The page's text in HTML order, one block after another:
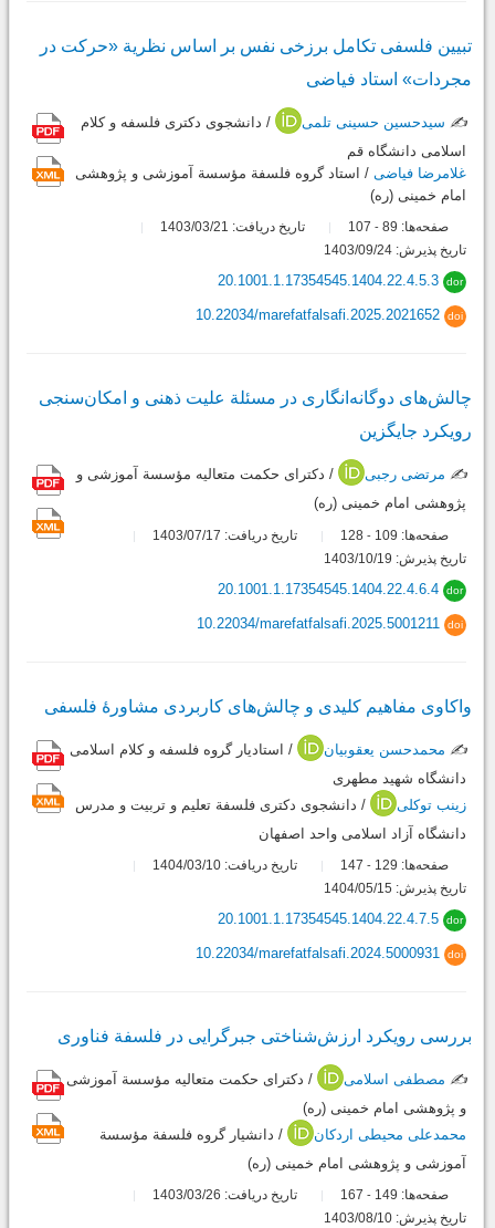
تبیین فلسفی تکامل برزخی نفس بر اساس نظریة «حرکت در
مجردات» استاد فیاضی
✍️ سیدحسین حسینی تلمی
/ دانشجوی دکتری فلسفه و کلام
اسلامی دانشگاه قم
غلامرضا فیاضی / استاد گروه فلسفة مؤسسة آموزشی و پژوهشی
امام خمینی (ره)
صفحه‌ها: 89
-
تاریخ دریافت: 1403/03/21
تاریخ پذیرش: 1403/09/24
dor
20.1001.1.17354545.1404.22.4.5.3
doi
10.22034/marefatfalsafi.2025.2021652
چالش‌های دوگانه‌انگاری در مسئلة علیت ذهنی و امکان‌سنجی
رویکرد جایگزین
✍️ مرتضی رجبی
/ دکترای حکمت متعالیه مؤسسة آموزشی و
پژوهشی امام خمینی (ره)
صفحه‌ها: 109
-
تاریخ دریافت: 1403/07/17
تاریخ پذیرش: 1403/10/19
dor
20.1001.1.17354545.1404.22.4.6.4
doi
10.22034/marefatfalsafi.2025.5001211
واکاوی مفاهیم کلیدی و چالش‌های کاربردی مشاورۀ فلسفی
✍️ محمدحسن یعقوبیان
/ استادیار گروه فلسفه و کلام اسلامی
دانشگاه شهید مطهری
زینب توکلی
/ دانشجوی دکتری فلسفة تعلیم و تربیت و مدرس
دانشگاه آزاد اسلامی واحد اصفهان
صفحه‌ها: 129
-
تاریخ دریافت: 1404/03/10
تاریخ پذیرش: 1404/05/15
dor
20.1001.1.17354545.1404.22.4.7.5
doi
10.22034/marefatfalsafi.2024.5000931
بررسی رویکرد ارزش‌شناختی جبرگرایی در فلسفة فناوری
✍️ مصطفی اسلامی
/ دکترای حکمت متعالیه مؤسسة آموزشی
و پژوهشی امام خمینی (ره)
محمدعلی محیطی اردکان
/ دانشیار گروه فلسفة مؤسسة
آموزشى و پژوهشى امام خمینى (ره)
صفحه‌ها: 149
-
تاریخ دریافت: 1403/03/26
تاریخ پذیرش: 1403/08/10